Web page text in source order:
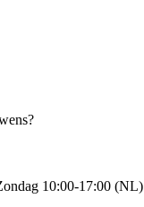
10:00-17:00 (NL)